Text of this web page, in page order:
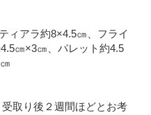
ィアラ約8×4.5㎝、フライ
㎝×3㎝、パレット約4.5
取り後２週間ほどとお考